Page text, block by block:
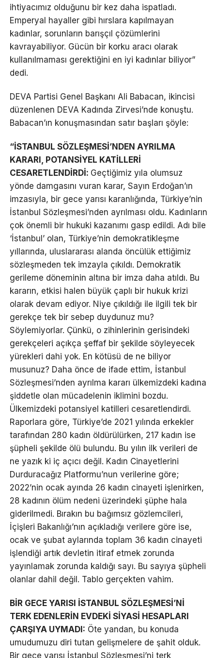
ihtiyacımız olduğunu bir kez daha ispatladı.
Emperyal hayaller gibi hırslara kapılmayan
kadınlar, sorunların barışçıl çözümlerini
kavrayabiliyor. Gücün bir korku aracı olarak
kullanılmaması gerektiğini en iyi kadınlar biliyor”
dedi.
DEVA Partisi Genel Başkanı Ali Babacan, ikincisi
düzenlenen DEVA Kadında Zirvesi’nde konuştu.
Babacan’ın konuşmasından satır başları şöyle:
“İSTANBUL SÖZLEŞMESİ’NDEN AYRILMA
KARARI, POTANSİYEL KATİLLERİ
CESARETLENDİRDİ: Geçtiğimiz yıla olumsuz
yönde damgasını vuran karar, Sayın Erdoğan’ın
imzasıyla, bir gece yarısı karanlığında, Türkiye’nin
İstanbul Sözleşmesi’nden ayrılması oldu. Kadınların
çok önemli bir hukuki kazanımı gasp edildi. Adı bile
‘İstanbul’ olan, Türkiye’nin demokratikleşme
yıllarında, uluslararası alanda öncülük ettiğimiz
sözleşmeden tek imzayla çıkıldı. Demokratik
gerileme döneminin altına bir imza daha atıldı. Bu
kararın, etkisi halen büyük çaplı bir hukuk krizi
olarak devam ediyor. Niye çıkıldığı ile ilgili tek bir
gerekçe tek bir sebep duydunuz mu?
Söylemiyorlar. Çünkü, o zihinlerinin gerisindeki
gerekçeleri açıkça şeffaf bir şekilde söyleyecek
yürekleri dahi yok. En kötüsü de ne biliyor
musunuz? Daha önce de ifade ettim, İstanbul
Sözleşmesi’nden ayrılma kararı ülkemizdeki kadına
şiddetle olan mücadelenin iklimini bozdu.
Ülkemizdeki potansiyel katilleri cesaretlendirdi.
Raporlara göre, Türkiye’de 2021 yılında erkekler
tarafından 280 kadın öldürülürken, 217 kadın ise
şüpheli şekilde ölü bulundu. Bu yılın ilk verileri de
ne yazık ki iç açıcı değil. Kadın Cinayetlerini
Durduracağız Platformu’nun verilerine göre;
2022’nin ocak ayında 26 kadın cinayeti işlenirken,
28 kadının ölüm nedeni üzerindeki şüphe hala
giderilmedi. Bırakın bu bağımsız gözlemcileri,
İçişleri Bakanlığı’nın açıkladığı verilere göre ise,
ocak ve şubat aylarında toplam 36 kadın cinayeti
işlendiği artık devletin itiraf etmek zorunda
yayınlamak zorunda kaldığı sayı. Bu sayıya şüpheli
olanlar dahil değil. Tablo gerçekten vahim.
BİR GECE YARISI İSTANBUL SÖZLEŞMESİ’Nİ
TERK EDENLERİN EVDEKİ SİYASİ HESAPLARI
ÇARŞIYA UYMADI: Öte yandan, bu konuda
umudumuzu diri tutan gelişmelere de şahit olduk.
Bir gece yarısı İstanbul Sözleşmesi’ni terk